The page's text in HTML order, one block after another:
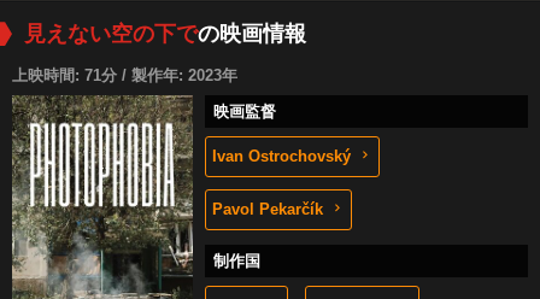
見えない空の下での映画情報
上映時間: 71分 / 製作年: 2023年
映画監督
Ivan Ostrochovský
Pavol Pekarčík
制作国